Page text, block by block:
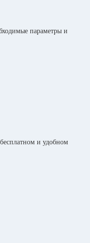
параметры и
и удобном